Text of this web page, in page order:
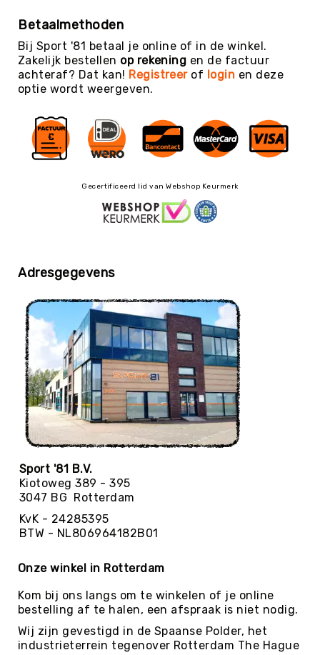
Teambuilding
Tennis
Trampolinespringen
Trefbal
Turnen
Gymnastiek
&
Zelfverdediging
Voetbal
Waterpolo
&
Meditatie
Yogamatten
Yoga
Bolsters
Yoga
Accessoires
KinderYoga
Meditatiekussens
Pakketten
Yogamat
reiniging
Zaalvoetbal
Zeskamp
Zwemmen
BALLEN
Sportballen
American
Betaalmethoden
Bij Sport '81 betaal je online of in de winkel.
Zakelijk bestellen op rekening en de factuur
achteraf? Dat kan! Registreerof login en deze
optie wordt weergeven.
Gecertificeerd lid van Webshop Keurmerk
Adresgegevens
Sport '81 B.V.
Kiotoweg 389 - 395
3047 BG Rotterdam
KvK - 24285395
BTW - NL806964182B01
Onze winkel in Rotterdam
Kom bij ons langs om te winkelen of je online
bestelling af te halen, een afspraak is niet nodig.
Wij zijn gevestigd in de Spaanse Polder, het
industrieterrein tegenover Rotterdam The Hague